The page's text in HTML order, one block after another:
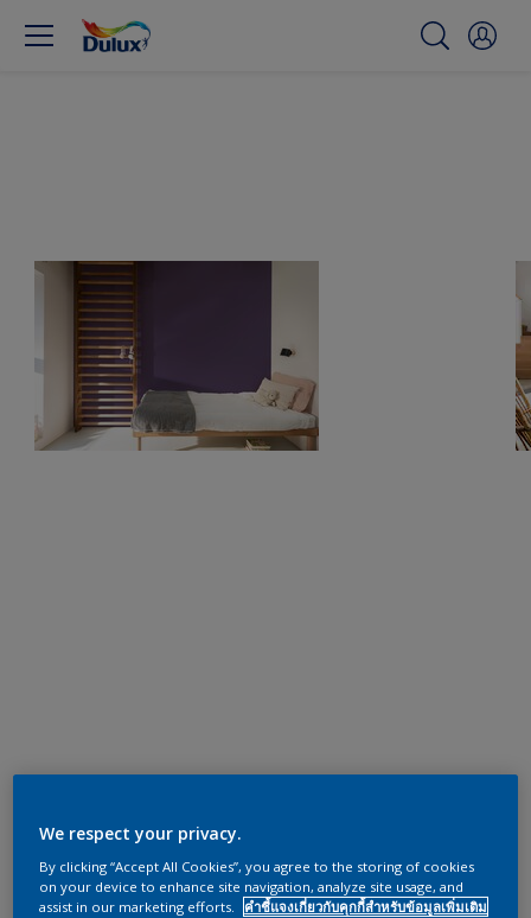
We respect your privacy.
By clicking “Accept All Cookies”, you agree to the storing of cookies
on your device to enhance site navigation, analyze site usage, and
assist in our marketing efforts.
คำชี้แจงเกี่ยวกับคุกกี้สำหรับข้อมูลเพิ่มเติม